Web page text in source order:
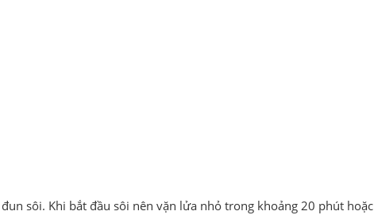
sôi. Khi bắt đầu sôi nên vặn lửa nhỏ trong khoảng 20 phút hoặc